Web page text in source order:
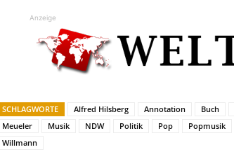
Anzeige
SCHLAGWORTE Alfred Hilsberg Annotation Buch
Meueler
Musik NDW Politik Pop Popmusik
Willmann